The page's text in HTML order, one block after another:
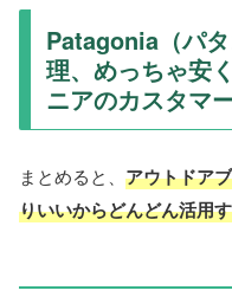
Patagonia（パ
理、めっちゃ安
ニアのカスタマ
まとめると、 アウトドア
りいいからどんどん活用